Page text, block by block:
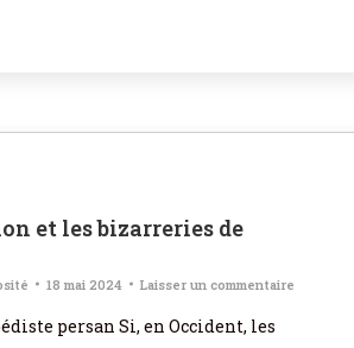
et les bizarreries de
18 mai 2024 Laisser un commentaire
persan Si, en Occident, les